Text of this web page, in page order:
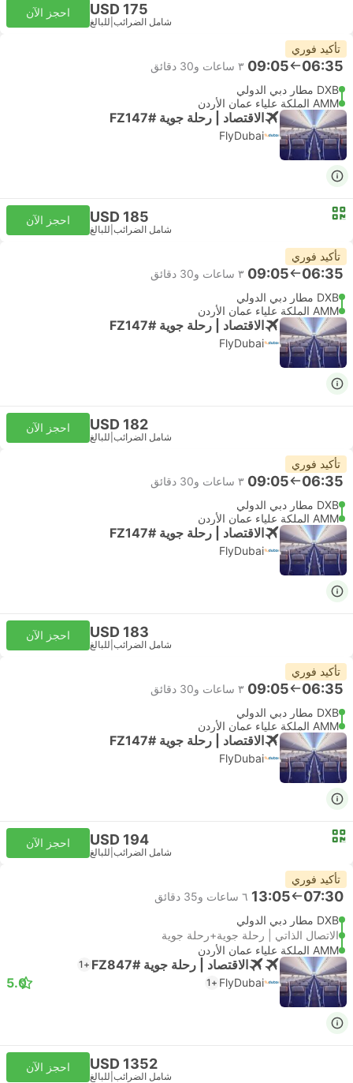
USD 175
شامل الضرائب للبالغ
احجز الآن
تأكيد فوري
06:35
09:05 ٣ ساعات و‫30 دقائق
DXB مطار دبي الدولي
AMM الملكة علياء عمان الأردن
الاقتصاد | رحلة جوية #FZ147
FlyDubai
USD 185
شامل الضرائب للبالغ
احجز الآن
تأكيد فوري
06:35
09:05 ٣ ساعات و‫30 دقائق
DXB مطار دبي الدولي
AMM الملكة علياء عمان الأردن
الاقتصاد | رحلة جوية #FZ147
FlyDubai
USD 182
شامل الضرائب للبالغ
احجز الآن
تأكيد فوري
06:35
09:05 ٣ ساعات و‫30 دقائق
DXB مطار دبي الدولي
AMM الملكة علياء عمان الأردن
الاقتصاد | رحلة جوية #FZ147
FlyDubai
USD 183
شامل الضرائب للبالغ
احجز الآن
تأكيد فوري
06:35
09:05 ٣ ساعات و‫30 دقائق
DXB مطار دبي الدولي
AMM الملكة علياء عمان الأردن
الاقتصاد | رحلة جوية #FZ147
FlyDubai
USD 194
شامل الضرائب للبالغ
احجز الآن
تأكيد فوري
07:30
13:05 ٦ ساعات و‫35 دقائق
DXB مطار دبي الدولي
الاتصال الذاتي | رحلة جوية+رحلة جوية
AMM الملكة علياء عمان الأردن
الاقتصاد | رحلة جوية #FZ847 +1
FlyDubai
+1
5.0
USD 1352
شامل الضرائب للبالغ
احجز الآن